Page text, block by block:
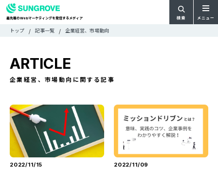
最先端のWebマーケティングを発信するメディア 検索 メニュー
ュ
ー
CATEGORY
カテゴリで探す
TAG
ライターで探す
FEATURE
特集
MOVIE
動画
DOCUMENT
お役立ち資料
検
検
トップ 記事一覧 企業経営、市場動向
ARTICLE
企業経営、市場動向に関する記事
2022/11/15 2022/11/09